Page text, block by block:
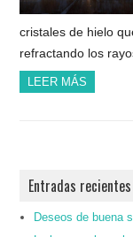
cristales de hielo
refractando los
LEER MÁS
Entradas recientes
Deseos de buena